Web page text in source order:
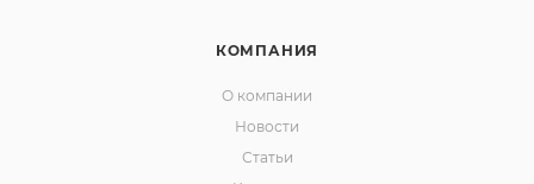
КОМПАНИЯ
О компании
Новости
Статьи